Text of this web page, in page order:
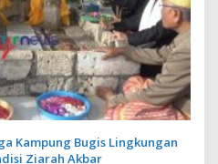
Kampung Bugis Lingkungan
Ziarah Akbar